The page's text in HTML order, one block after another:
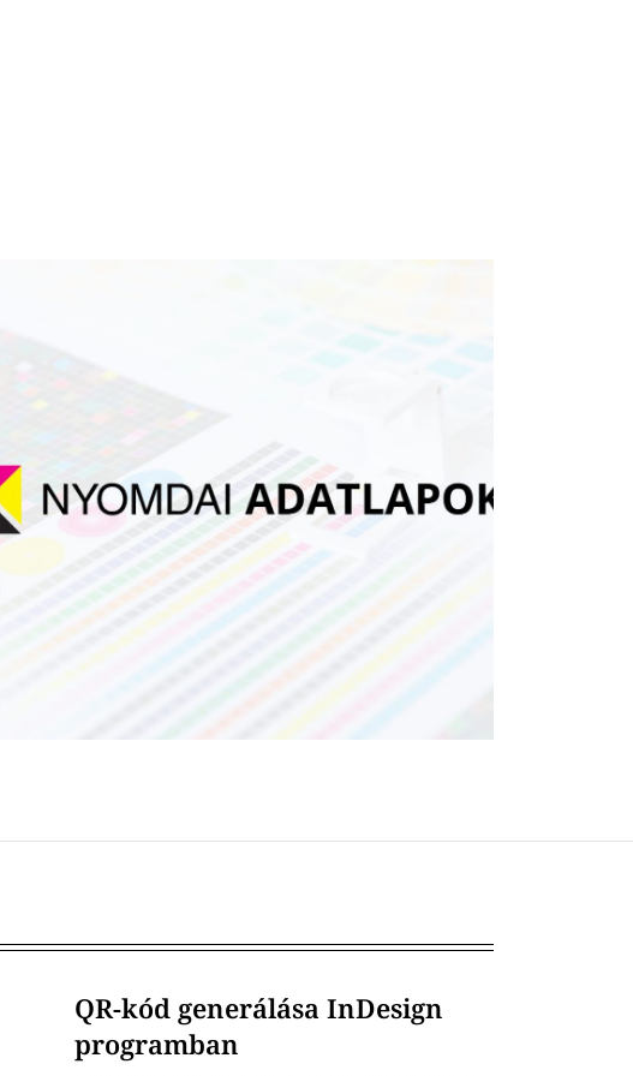
QR-kód generálása InDesign
programban